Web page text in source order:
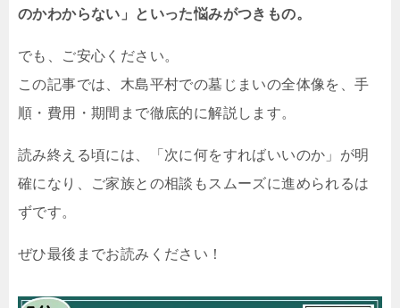
のかわからない」といった悩みがつきもの。
でも、ご安心ください。
この記事では、木島平村での墓じまいの全体像を、手
順・費用・期間まで徹底的に解説します。
読み終える頃には、「次に何をすればいいのか」が明
確になり、ご家族との相談もスムーズに進められるは
ずです。
ぜひ最後までお読みください！